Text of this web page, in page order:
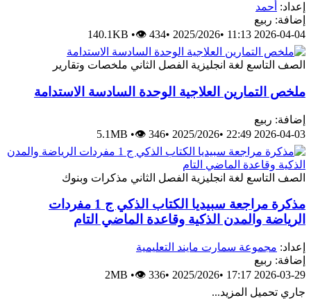
إعداد: أحمد
إضافة: ربيع
2026-04-04 11:13
•
2025/2026
•
140.1KB •👁 434
الصف التاسع لغة انجليزية الفصل الثاني ملخصات وتقارير
ملخص التمارين العلاجية الوحدة السادسة الاستدامة
إضافة: ربيع
2026-04-03 22:49
•
2025/2026
•
5.1MB •👁 346
الصف التاسع لغة انجليزية الفصل الثاني مذكرات وبنوك
مذكرة مراجعة سبيديا الكتاب الذكي ج 1 مفردات
الرياضة والمدن الذكية وقاعدة الماضي التام
إعداد: مجموعة سمارت مايند التعليمية
إضافة: ربيع
2026-03-29 17:17
•
2025/2026
•
2MB •👁 336
جاري تحميل المزيد...